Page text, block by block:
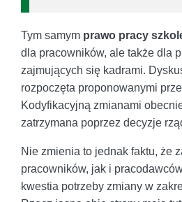
Tym samym prawo pracy
dla pracowników, ale także dla
zajmujących się kadrami.
rozpoczęta proponowanymi
Kodyfikacyjną zmianami
zatrzymana poprzez decyzje
Nie zmienia to jednak faktu, że
pracowników, jak i
kwestia potrzeby zmiany w